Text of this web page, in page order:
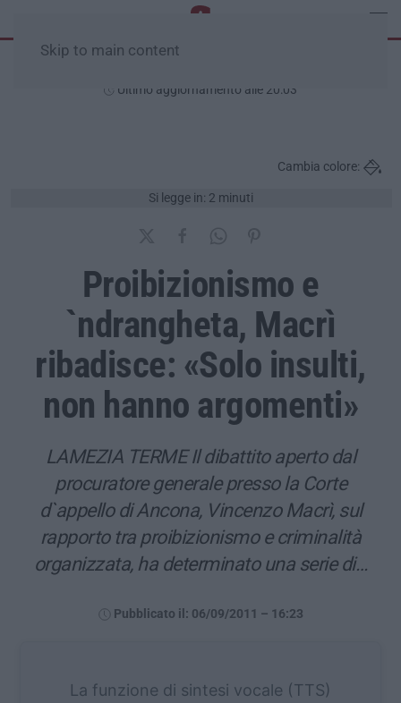
Skip to main content
Ultimo aggiornamento alle 20:03
Si legge in: 2 minuti
Cambia colore:
Proibizionismo e
`ndrangheta, Macrì
ribadisce: «Solo insulti,
non hanno argomenti»
LAMEZIA TERME Il dibattito aperto dal
procuratore generale presso la Corte
d`appello di Ancona, Vincenzo Macrì, sul
rapporto tra proibizionismo e criminalità
organizzata, ha determinato una serie di…
Pubblicato il: 06/09/2011 – 16:23
La funzione di sintesi vocale (TTS)